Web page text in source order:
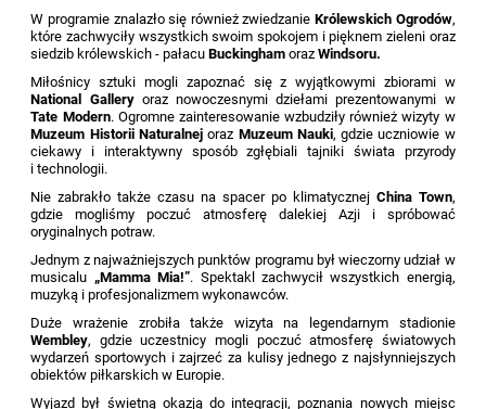
W programie znalazło się również zwiedzanieKrólewskich Ogrodów,
które zachwyciły wszystkich swoim spokojem i pięknem zieleni oraz
siedzib królewskich - pałacu BuckinghamorazWindsoru.
Miłośnicy sztuki mogli zapoznać się z wyjątkowymi zbiorami w
National Galleryoraz nowoczesnymi dziełami prezentowanymi w
Tate Modern. Ogromne zainteresowanie wzbudziły również wizyty w
Muzeum Historii Naturalnejoraz Muzeum Nauki, gdzie uczniowie w
ciekawy i interaktywny sposób zgłębiali tajniki świata przyrody
i technologii.
Nie zabrakło także czasu na spacer po klimatycznej China Town,
gdzie mogliśmy poczuć atmosferę dalekiej Azji i spróbować
oryginalnych potraw.
Jednym z najważniejszych punktów programu był wieczorny udział w
musicalu „Mamma Mia!”. Spektakl zachwycił wszystkich energią,
muzyką i profesjonalizmem wykonawców.
Duże wrażenie zrobiła także wizyta na legendarnym stadionie
Wembley, gdzie uczestnicy mogli poczuć atmosferę światowych
wydarzeń sportowych i zajrzeć za kulisy jednego z najsłynniejszych
obiektów piłkarskich w Europie.
Wyjazd był świetną okazją do integracji, poznania nowych miejsc